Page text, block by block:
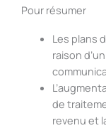
Pour résumer
Les plans
raison
de
revenu et